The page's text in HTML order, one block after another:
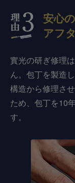
安心の
アフ
實光の研ぎ修理
ん。包丁を製造
構造から修理さ
ため、包丁を10
す。